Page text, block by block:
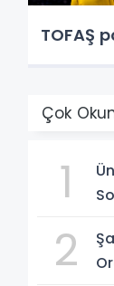
TOFAŞ
Çok
1
2